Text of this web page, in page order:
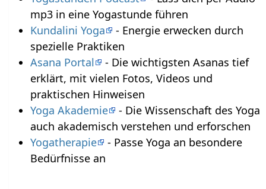
mp3 in eine Yogastunde führen
Kundalini Yoga
- Energie erwecken durch
spezielle Praktiken
Asana Portal
- Die wichtigsten Asanas tief
erklärt, mit vielen Fotos, Videos und
praktischen Hinweisen
Yoga Akademie
- Die Wissenschaft des Yoga
auch akademisch verstehen und erforschen
Yogatherapie
- Passe Yoga an besondere
Bedürfnisse an